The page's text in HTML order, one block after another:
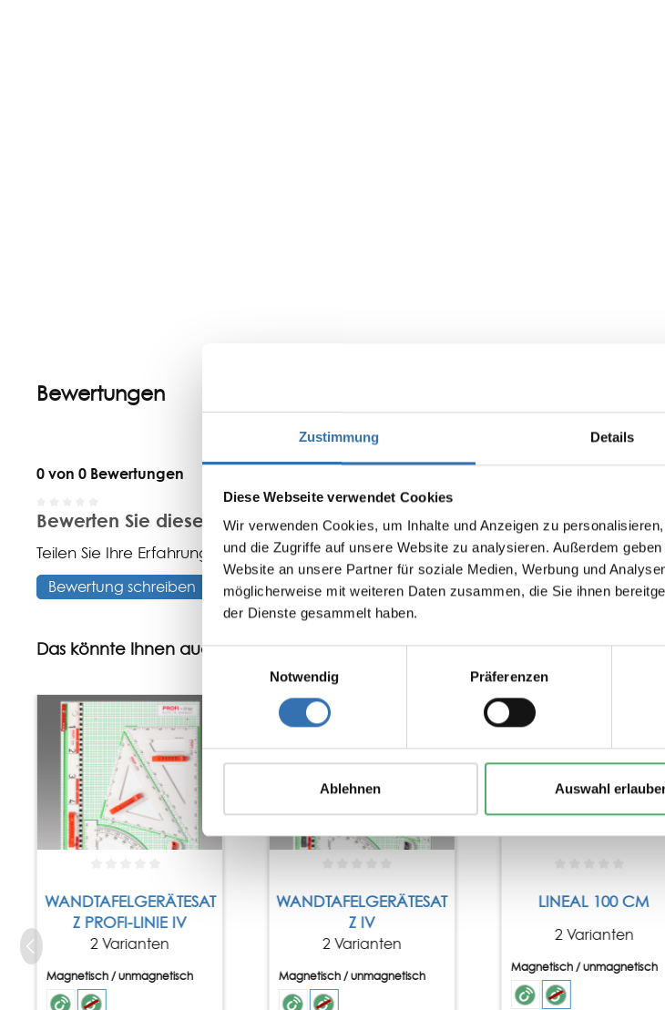
Zustimmung Details
Diese Webseite verwendet Cookies
Wir verwenden Cookies, um Inhalte und Anzeigen zu
und die Zugriffe auf unsere Website zu analysieren. Außerdem
Website an unsere Partner für soziale Medien, Werbung und
möglicherweise mit weiteren Daten zusammen, die Sie ihnen
der Dienste gesammelt haben.
Einwilligungsauswahl
Notwendig
Präferenzen
Ablehnen Auswahl
Bewertungen
0 von 0 Bewertungen
Durchschnittliche Bewertung von 0 von 5 Sternen
Bewerten Sie dieses Produkt!
Teilen Sie Ihre Erfahrungen mit anderen Kunden.
Bewertung schreiben
Keine Bewertungen
Das könnte Ihnen auch gefallen
WANDTAFELGERÄTESAT
Z PROFI-LINIE IV
2 Varianten
Magnetisch / unmagnetisch
WANDTAFELGERÄTESAT
Z IV
2 Varianten
Magnetisch / unmagnetisch
LINEAL 100 CM
2 Varianten
Magnetisch / unmagnetisch